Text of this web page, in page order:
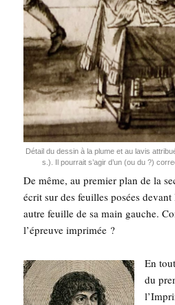
Détail du des­sin à la plume et au lavis
s.). Il pour­rait s’a­gir d’un (ou du ?)
De même, au pre­mier plan de la
écrit sur des feuilles posées
autre feuille de sa main gauche.
l’épreuve imprimée ?
En
du